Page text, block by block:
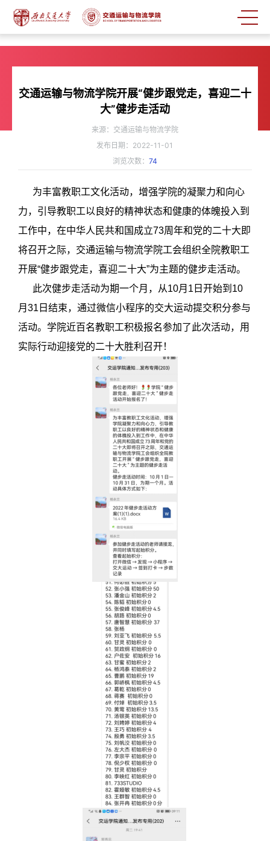
交通运输与物流学院开展“健步跟党走，喜迎二十
大”健步走活动
来源：交通运输与物流学院
发布日期：2022-11-01
浏览次数： 74
为丰富教职工文化活动，增强学院的凝聚力和向心
力，引导教职工以良好的精神状态和健康的体魄投入到
工作中，在中华人民共和国成立73周年和党的二十大即
将召开之际，交通运输与物流学院工会组织全院教职工
开展“健步跟党走，喜迎二十大”为主题的健步走活动。
此次健步走活动为期一个月，从10月1日开始到10
月31日结束，通过微信小程序的交大运动提交积分参与
活动。学院近百名教职工积极报名参加了此次活动，用
实际行动迎接党的二十大胜利召开！